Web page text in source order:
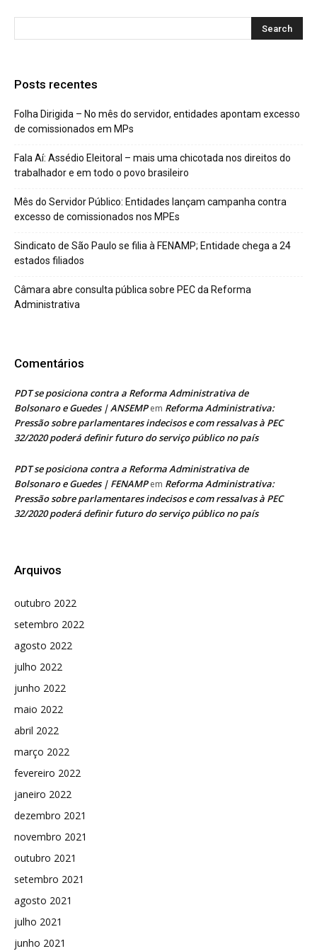
Posts recentes
Folha Dirigida – No mês do servidor, entidades apontam excesso
de comissionados em MPs
Fala Aí: Assédio Eleitoral – mais uma chicotada nos direitos do
trabalhador e em todo o povo brasileiro
Mês do Servidor Público: Entidades lançam campanha contra
excesso de comissionados nos MPEs
Sindicato de São Paulo se filia à FENAMP; Entidade chega a 24
estados filiados
Câmara abre consulta pública sobre PEC da Reforma
Administrativa
Comentários
PDT se posiciona contra a Reforma Administrativa de
Bolsonaro e Guedes | ANSEMPem Reforma Administrativa:
Pressão sobre parlamentares indecisos e com ressalvas à PEC
32/2020 poderá definir futuro do serviço público no país
PDT se posiciona contra a Reforma Administrativa de
Bolsonaro e Guedes | FENAMPem Reforma Administrativa:
Pressão sobre parlamentares indecisos e com ressalvas à PEC
32/2020 poderá definir futuro do serviço público no país
Arquivos
outubro 2022
setembro 2022
agosto 2022
julho 2022
junho 2022
maio 2022
abril 2022
março 2022
fevereiro 2022
janeiro 2022
dezembro 2021
novembro 2021
outubro 2021
setembro 2021
agosto 2021
julho 2021
junho 2021